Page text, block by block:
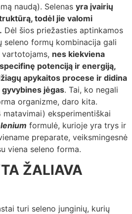
naudą). Selenas yra įvairių
todėl jie valomi
Dėl šios priežasties aptinkamos
seleno formų kombinacija gali
vartotojams, nes kiekviena
potenciją ir energiją,
apykaitos procese ir didina
jėgas. Tai, ko negali
organizme, daro kita.
eksperimentiškai
formulė, kurioje yra trys ir
preparate, veiksmingesnė
viena seleno forma.
ŽALIAVA
turi seleno junginių, kurių